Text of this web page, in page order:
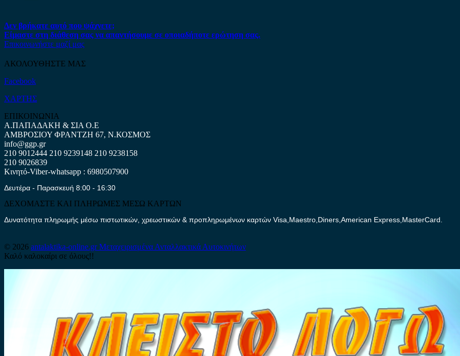
Δεν βρήκατε αυτό που ψάχνετε;
Είμαστε στη διάθεση σας να απαντήσουμε σε οποιαδήποτε ερώτηση σας.
Επικοινωνήστε μαζί μας
ΑΚΟΛΟΥΘΗΣΤΕ ΜΑΣ
Facebook
ΧΑΡΤΗΣ
ΕΠΙΚΟΙΝΩΝΙΑ
Α.ΠΑΠΑΔΑΚΗ & ΣΙΑ Ο.Ε
ΑΜΒΡΟΣΙΟΥ ΦΡΑΝΤΖΗ 67, Ν.ΚΟΣΜΟΣ
info@ggp.gr
210 9012444 210 9239148 210 9238158
210 9026839
Κινητό-Viber-whatsapp : 6980507900
Δευτέρα - Παρασκευή 8:00 - 16:30
ΔΕΧΟΜΑΣΤΕ ΚΑΙ ΠΛΗΡΩΜΕΣ ΜΕΣΩ ΚΑΡΤΩΝ
Δυνατότητα πληρωμής μέσω πιστωτικών, χρεωστικών & προπληρωμένων καρτών Visa,Maestro,Diners,American Express,MasterCard.
© 2026 antalaktika-online.grΜεταχειρισμένα Ανταλλακτικά Αυτοκινήτων
Καλό καλοκαίρι σε όλους!!